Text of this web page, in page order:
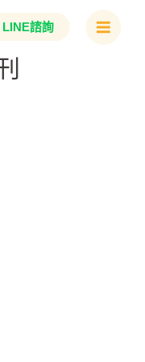
LINE諮詢
Main